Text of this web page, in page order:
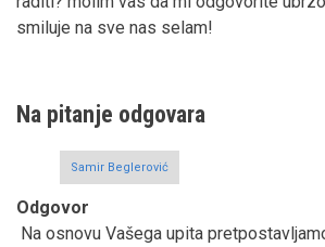
smiluje na sve nas selam!
Na pitanje odgovara
Samir Beglerović
Odgovor
Na osnovu Vašega upita